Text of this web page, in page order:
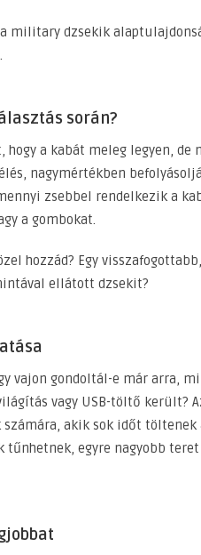
military dzsekik
során?
hogy a kabát meleg legyen,
nagymértékben
zsebbel rendelkezik a
a gombokat.
hozzád? Egy
ellátott dzsekit?
vajon gondoltál-e már arra,
vagy USB-töltő került?
számára, akik sok időt
egyre nagyobb